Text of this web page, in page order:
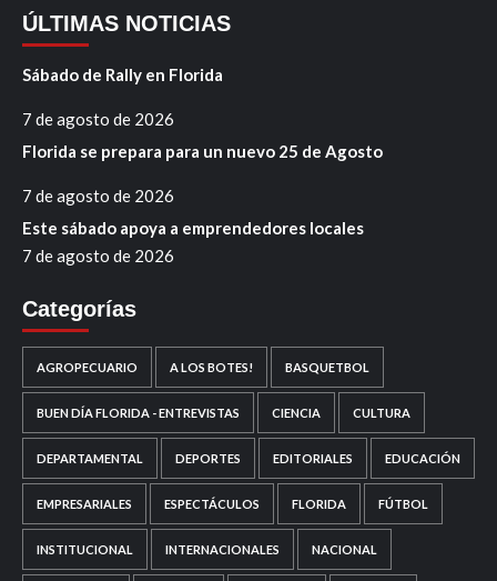
ÚLTIMAS NOTICIAS
Sábado de Rally en Florida
7 de agosto de 2026
Florida se prepara para un nuevo 25 de Agosto
7 de agosto de 2026
Este sábado apoya a emprendedores locales
7 de agosto de 2026
Categorías
AGROPECUARIO A LOS BOTES! BASQUETBOL
BUEN DÍA FLORIDA - ENTREVISTAS CIENCIA CULTURA
DEPARTAMENTAL DEPORTES EDITORIALES EDUCACIÓN
EMPRESARIALES ESPECTÁCULOS FLORIDA FÚTBOL
INSTITUCIONAL INTERNACIONALES NACIONAL